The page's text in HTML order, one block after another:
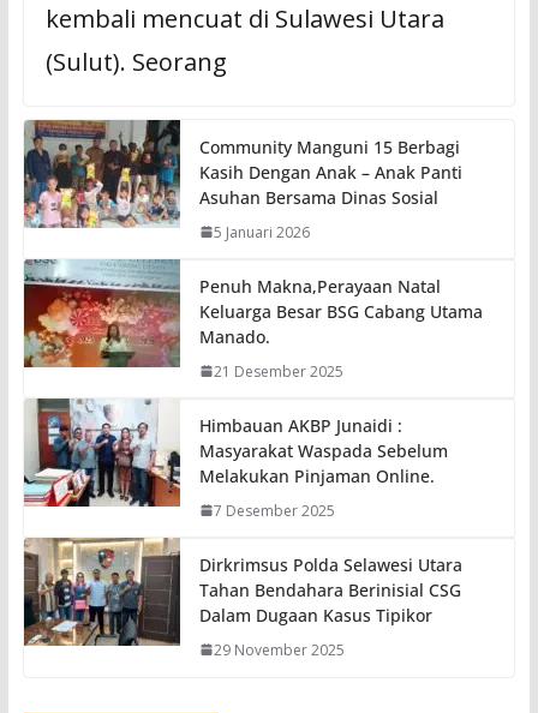
kembali mencuat di Sulawesi Utara
(Sulut). Seorang
Community Manguni 15 Berbagi
Kasih Dengan Anak – Anak Panti
Asuhan Bersama Dinas Sosial
5 Januari 2026
Penuh Makna,Perayaan Natal
Keluarga Besar BSG Cabang Utama
Manado.
21 Desember 2025
Himbauan AKBP Junaidi :
Masyarakat Waspada Sebelum
Melakukan Pinjaman Online.
7 Desember 2025
Dirkrimsus Polda Selawesi Utara
Tahan Bendahara Berinisial CSG
Dalam Dugaan Kasus Tipikor
29 November 2025